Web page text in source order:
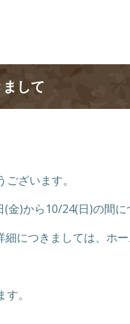
して
ざいます。
)から10/24(日)の間に
につきましては、ホ
。